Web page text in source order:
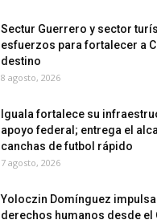
Sectur Guerrero y sector
esfuerzos para fortalecer a
destino
8 agosto, 2026
Iguala fortalece su
apoyo federal; entrega el
canchas de futbol rápido
7 agosto, 2026
Yoloczin Domínguez impulsa
derechos humanos desde el